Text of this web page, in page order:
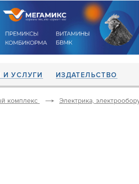
И УСЛУГИ ИЗДАТЕЛЬСТВО
комплекс Электрика,